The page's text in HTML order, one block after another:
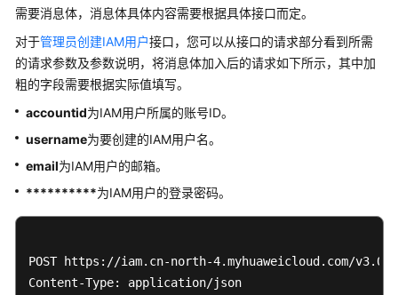
需要消息体，消息体具体内容需要根据具体接口而定。
对于管理员创建IAM用户接口，您可以从接口的请求部分看到所需
的请求参数及参数说明，将消息体加入后的请求如下所示，其中加
粗的字段需要根据实际值填写。
accountid为IAM用户所属的账号ID。
username为要创建的IAM用户名。
email为IAM用户的邮箱。
**********为IAM用户的登录密码。
POST https://iam.cn-north-4.myhuaweicloud.com/v3.0/
Content-Type: application/json